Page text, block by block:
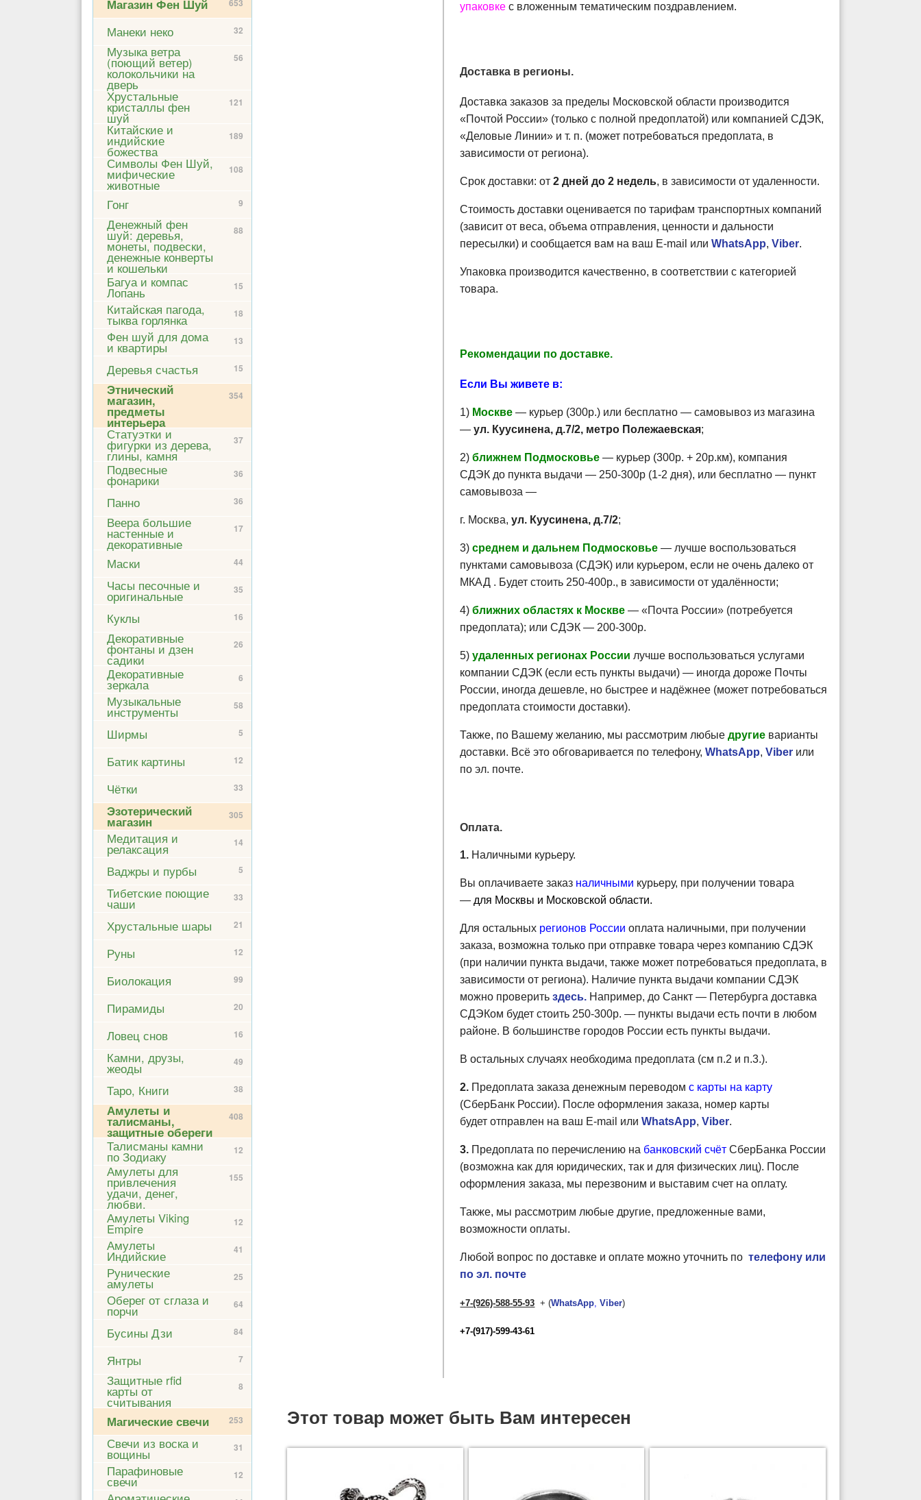
упаковке с вложенным тематическим поздравлением.
Доставка в регионы.
Доставка заказов за пределы Московской области производится
«Почтой России» (только с полной предоплатой) или компанией СДЭК,
«Деловые Линии» и т. п. (может потребоваться предоплата, в
зависимости от региона).
Срок доставки: от2 дней до 2 недель, в зависимости от удаленности.
Стоимость доставки оценивается по тарифам транспортных компаний
(зависит от веса, объема отправления, ценности и дальности
пересылки) и сообщается вам на ваш E-mail илиWhatsApp,Viber.
Упаковка производится качественно, в соответствии с категорией
товара.
Рекомендации по доставке.
Если Вы живете в:
1) Москве — курьер (300р.) или бесплатно — самовывоз из магазина
—ул. Куусинена, д.7/2, метро Полежаевская;
2)ближнем Подмосковье — курьер (300р. + 20р.км), компания
СДЭК до пункта выдачи — 250-300р (1-2 дня), или бесплатно — пункт
самовывоза —
г. Москва,ул. Куусинена, д.7/2;
3)среднем и дальнем Подмосковье — лучше воспользоваться
пунктами самовывоза (СДЭК) или курьером, если не очень далеко от
МКАД . Будет стоить 250-400р., в зависимости от удалённости;
4)ближних областях к Москве — «Почта России» (потребуется
предоплата); или СДЭК — 200-300р.
5)удаленных регионах России лучше воспользоваться услугами
компании СДЭК (если есть пункты выдачи) — иногда дороже Почты
России, иногда дешевле, но быстрее и надёжнее (может потребоваться
предоплата стоимости доставки).
Также, по Вашему желанию, мы рассмотрим любыедругие варианты
доставки. Всё это обговаривается по телефону,WhatsApp,Viber или
по эл. почте.
Оплата.
1. Наличными курьеру.
Вы оплачиваете заказ наличными курьеру, при получении товара
— для Москвы и Московской области.
Для остальных регионов России оплата наличными, при получении
заказа, возможна только при отправке товара через компанию СДЭК
(при наличии пункта выдачи, также может потребоваться предоплата, в
зависимости от региона). Наличие пункта выдачи компании СДЭК
можно проверитьздесь. Например, до Санкт — Петербурга доставка
СДЭКом будет стоить 250-300р. — пункты выдачи есть почти в любом
районе. В большинстве городов России есть пункты выдачи.
В остальных случаях необходима предоплата (см п.2 и п.3.).
2. Предоплата заказа денежным переводомс карты на карту
(СберБанк России). После оформления заказа, номер карты
будет отправлен на ваш E-mail илиWhatsApp,Viber.
3. Предоплата по перечислению на банковский счёт СберБанка России
(возможна как для юридических, так и для физических лиц). После
оформления заказа, мы перезвоним и выставим счет на оплату.
Также, мы рассмотрим любые другие, предложенные вами,
возможности оплаты.
Любой вопрос по доставке и оплате можно уточнить потелефону или
по эл. почте
+7-(926)-588-55-93 + (WhatsApp,Viber)
+7-(917)-599-43-61
Этот товар может быть Вам интересен
Магазин Фен Шуй 653
Манеки неко 32
Музыка ветра
(поющий ветер)
колокольчики на
дверь
56
Хрустальные
кристаллы фен
шуй
121
Китайские и
индийские
божества
189
Символы Фен Шуй,
мифические
животные
108
Гонг 9
Денежный фен
шуй: деревья,
монеты, подвески,
денежные конверты
и кошельки
88
Багуа и компас
Лопань 15
Китайская пагода,
тыква горлянка 18
Фен шуй для дома
и квартиры 13
Деревья счастья 15
Этнический
магазин,
предметы
интерьера
354
Статуэтки и
фигурки из дерева,
глины, камня
37
Подвесные
фонарики 36
Панно 36
Веера большие
настенные и
декоративные
17
Маски 44
Часы песочные и
оригинальные 35
Куклы 16
Декоративные
фонтаны и дзен
садики
26
Декоративные
зеркала 6
Музыкальные
инструменты 58
Ширмы 5
Батик картины 12
Чётки 33
Эзотерический
магазин 305
Медитация и
релаксация 14
Ваджры и пурбы 5
Тибетские поющие
чаши 33
Хрустальные шары 21
Руны 12
Биолокация 99
Пирамиды 20
Ловец снов 16
Камни, друзы,
жеоды 49
Таро, Книги 38
Амулеты и
талисманы,
защитные обереги
408
Талисманы камни
по Зодиаку 12
Амулеты для
привлечения
удачи, денег,
любви.
155
Амулеты Viking
Empire 12
Амулеты
Индийские 41
Рунические
амулеты 25
Оберег от сглаза и
порчи 64
Бусины Дзи 84
Янтры 7
Защитные rfid
карты от
считывания
8
Магические свечи 253
Свечи из воска и
вощины 31
Парафиновые
свечи 12